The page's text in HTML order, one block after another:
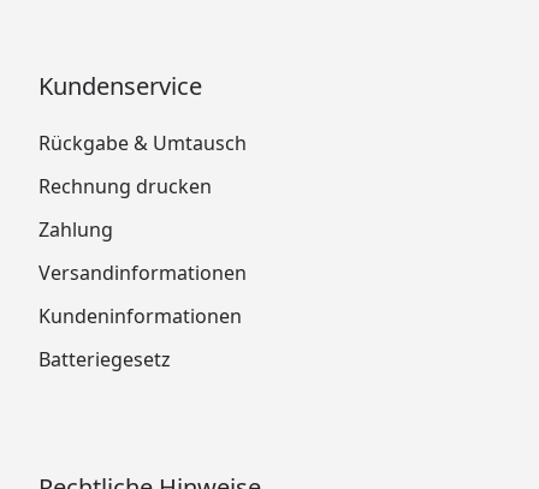
Kundenservice
Rückgabe & Umtausch
Rechnung drucken
Zahlung
Versandinformationen
Kundeninformationen
Batteriegesetz